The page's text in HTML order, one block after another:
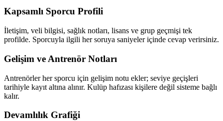
Kapsamlı Sporcu Profili
İletişim, veli bilgisi, sağlık notları, lisans ve grup geçmişi tek
profilde. Sporcuyla ilgili her soruya saniyeler içinde cevap verirsiniz.
Gelişim ve Antrenör Notları
Antrenörler her sporcu için gelişim notu ekler; seviye geçişleri
tarihiyle kayıt altına alınır. Kulüp hafızası kişilere değil sisteme bağlı
kalır.
Devamlılık Grafiği